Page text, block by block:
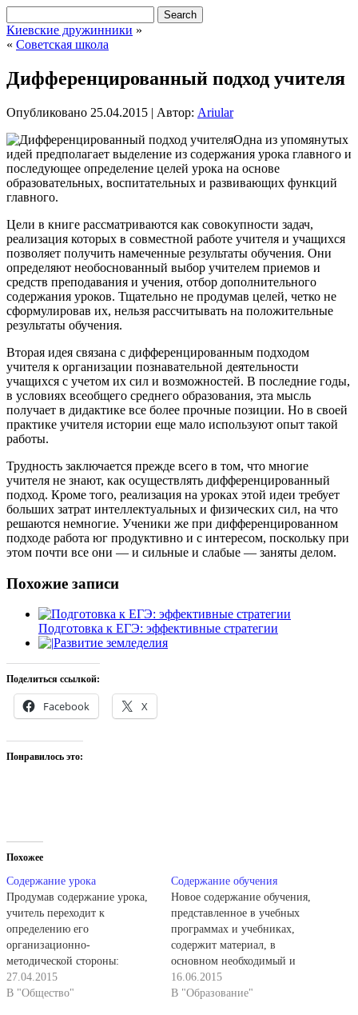
Киевские дружинники »
« Советская школа
Дифференцированный подход учителя
Опубликовано 25.04.2015 | Автор: Ariular
Одна из упомянутых
идей предполагает выделение из содержания урока главного и
последующее определение целей урока на основе
образовательных, воспитательных и развивающих функций
главного.
Цели в книге рассматриваются как совокупности задач,
реализация которых в совместной работе учителя и учащихся
позволяет получить намеченные результаты обучения. Они
определяют необоснованный выбор учителем приемов и
средств преподавания и учения, отбор дополнительного
содержания уроков. Тщательно не продумав целей, четко не
сформулировав их, нельзя рассчитывать на положительные
результаты обучения.
Вторая идея связана с дифференцированным подходом
учителя к организации познавательной деятельности
учащихся с учетом их сил и возможностей. В последние годы,
в условиях всеобщего среднего образования, эта мысль
получает в дидактике все более прочные позиции. Но в своей
практике учителя истории еще мало используют опыт такой
работы.
Трудность заключается прежде всего в том, что многие
учителя не знают, как осуществлять дифференцированный
подход. Кроме того, реализация на уроках этой идеи требует
больших затрат интеллектуальных и физических сил, на что
решаются немногие. Ученики же при дифференцированном
подходе работа юг продуктивно и с интересом, поскольку при
этом почти все они — и сильные и слабые — заняты делом.
Похожие записи
Подготовка к ЕГЭ: эффективные стратегии
Развитие земледелия
Поделиться ссылкой:
Facebook X
Понравилось это:
Похожее
Содержание урока
Продумав содержание урока,
учитель переходит к
определению его
организационно-
методической стороны:
отбирает приемы
преподавания и учения,
27.04.2015
В "Общество"
Содержание обучения
Новое содержание обучения,
представленное в учебных
программах и учебниках,
содержит материал, в
основном необходимый и
достаточный для реализации
заданных обществом целей.
16.06.2015
В "Образование"